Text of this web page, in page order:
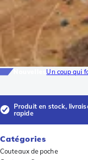
Nouvelles Un coup qui
Produit en stock,
rapide
Catégories
Couteaux de poche